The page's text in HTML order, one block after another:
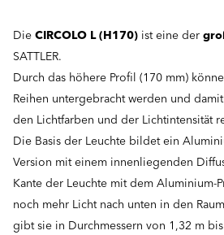
Die CIRCOLO L (H170) ist eine der
SATTLER.
Durch das höhere Profil (170 mm)
Reihen untergebracht werden und
den Lichtfarben und der Lichtintensität
Die Basis der Leuchte bildet ein
Version mit einem innenliegenden
Kante der Leuchte mit dem Aluminium-
noch mehr Licht nach unten in den
gibt sie in Durchmessern von 1,32 m